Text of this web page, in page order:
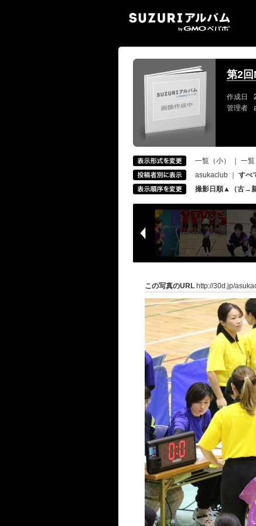
第2
作成日
管理者
一覧（小） 一覧
asukaclub
すべ
撮影日順▲（古→新
この写真のURL http://30d.jp/